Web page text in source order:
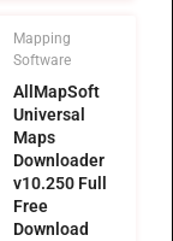
Mapping
Software
AllMapSoft
Universal
Maps
Downloader
v10.250 Full
Free
Download